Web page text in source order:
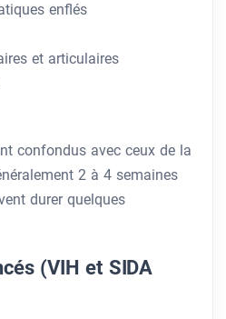
enflés
et articulaires
confondus avec ceux de la
2 à 4 semaines
durer quelques
(VIH et SIDA